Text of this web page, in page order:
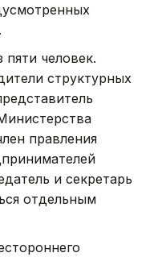
пяти человек.
структурных
правления
и секретарь
отдельным